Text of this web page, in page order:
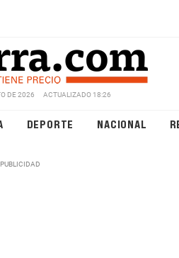
DE 2026 ACTUALIZADO 18:26
DEPORTE NACIONAL